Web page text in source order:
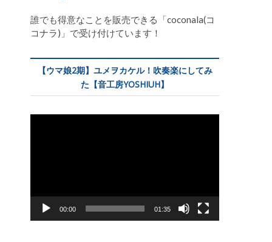
誰でも得意なことを販売できる「coconala(コ
コナラ)」で受け付けています！
【ウマ娘2期】ユメヲカケル！吹奏楽にしてみ
た【音工房YOSHIUH】
00:00 01:35